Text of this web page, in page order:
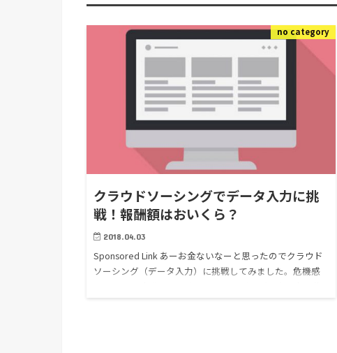
no category
クラウドソーシングでデータ入力に挑
戦！報酬額はおいくら？
2018.04.03
Sponsored Link あーお金ないなーと思ったのでクラウド
ソーシング（データ入力）に挑戦してみました。危機感